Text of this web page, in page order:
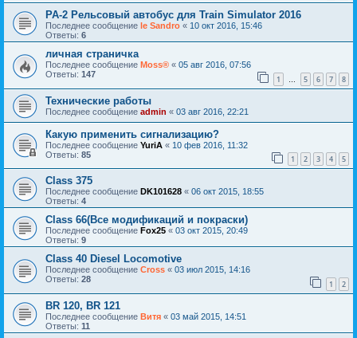
PA-2 Рельсовый автобус для Train Simulator 2016
Последнее сообщение le Sandro « 10 окт 2016, 15:46
Ответы: 6
личная страничка
Последнее сообщение Moss® « 05 авг 2016, 07:56
Ответы: 147 1 … 5 6 7 8
Технические работы
Последнее сообщение admin « 03 авг 2016, 22:21
Какую применить сигнализацию?
Последнее сообщение YuriA « 10 фев 2016, 11:32
Ответы: 85 1 2 3 4 5
Class 375
Последнее сообщение DK101628 « 06 окт 2015, 18:55
Ответы: 4
Class 66(Все модификаций и покраски)
Последнее сообщение Fox25 « 03 окт 2015, 20:49
Ответы: 9
Class 40 Diesel Locomotive
Последнее сообщение Cross « 03 июл 2015, 14:16
Ответы: 28 1 2
BR 120, BR 121
Последнее сообщение Витя « 03 май 2015, 14:51
Ответы: 11